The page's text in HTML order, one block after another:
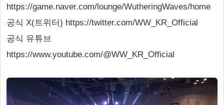
https://game.naver.com/lounge/WutheringWaves/home
공식 X(트위터) https://twitter.com/WW_KR_Official
공식 유튜브
https://www.youtube.com/@WW_KR_Official